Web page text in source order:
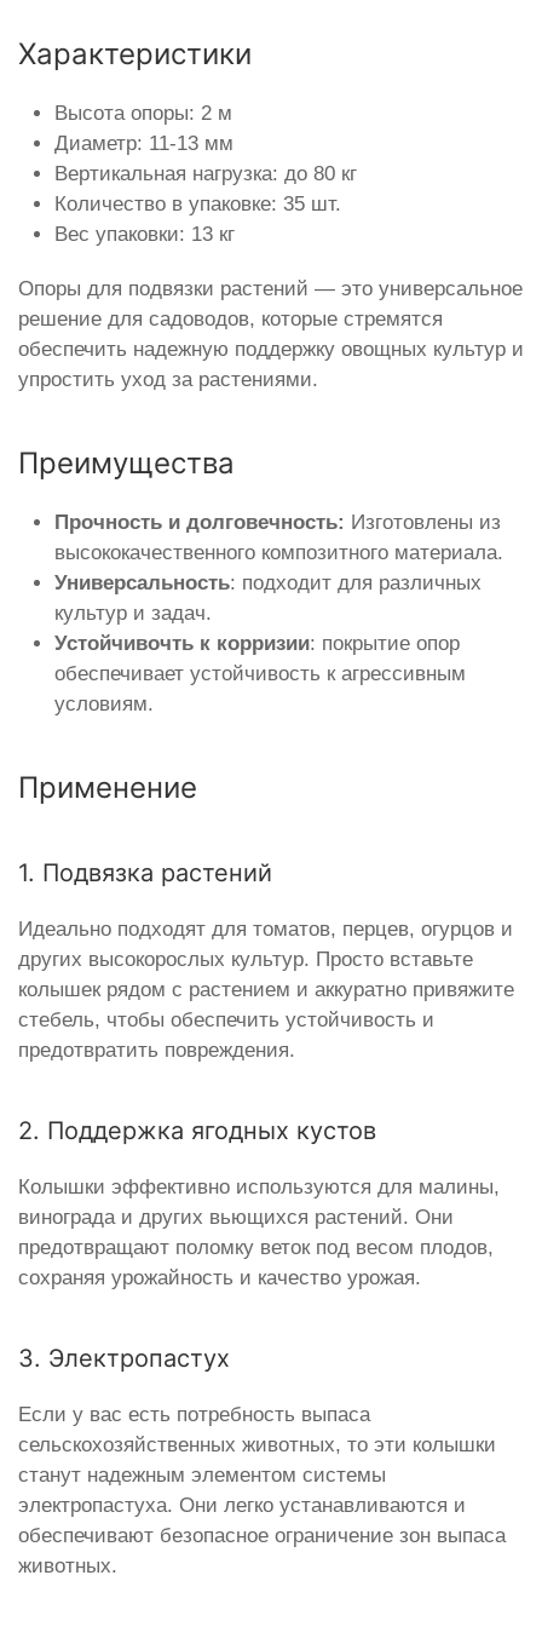
Характеристики
Высота опоры: 2 м
Диаметр: 11-13 мм
Вертикальная нагрузка: до 80 кг
Количество в упаковке: 35 шт.
Вес упаковки: 13 кг
Опоры для подвязки растений — это универсальное
решение для садоводов, которые стремятся
обеспечить надежную поддержку овощных культур и
упростить уход за растениями.
Преимущества
Прочность и долговечность: Изготовлены из
высококачественного композитного материала.
Универсальность: подходит для различных
культур и задач.
Устойчивочть к корризии: покрытие опор
обеспечивает устойчивость к агрессивным
условиям.
Применение
1. Подвязка растений
Идеально подходят для томатов, перцев, огурцов и
других высокорослых культур. Просто вставьте
колышек рядом с растением и аккуратно привяжите
стебель, чтобы обеспечить устойчивость и
предотвратить повреждения.
2. Поддержка ягодных кустов
Колышки эффективно используются для малины,
винограда и других вьющихся растений. Они
предотвращают поломку веток под весом плодов,
сохраняя урожайность и качество урожая.
3. Электропастух
Если у вас есть потребность выпаса
сельскохозяйственных животных, то эти колышки
станут надежным элементом системы
электропастуха. Они легко устанавливаются и
обеспечивают безопасное ограничение зон выпаса
животных.